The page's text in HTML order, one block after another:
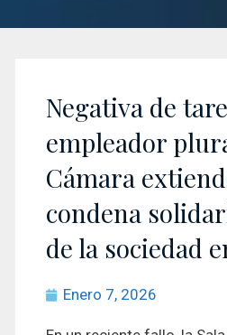
Negativa de
empleador
Cámara
condena
de la sociedad
Enero 7, 2026